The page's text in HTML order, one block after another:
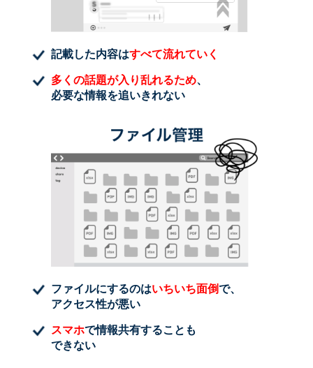
記載した内容はすべて流れていく
多くの話題が入り乱れるため、
必要な情報を追いきれない
ファイルにするのはいちいち面倒で、
アクセス性が悪い
スマホで情報共有することも
できない